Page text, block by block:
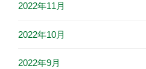
2022年11月
2022年10月
2022年9月